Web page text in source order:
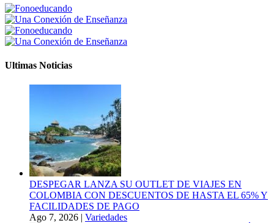
Ultimas Noticias
DESPEGAR LANZA SU OUTLET DE VIAJES EN
COLOMBIA CON DESCUENTOS DE HASTA EL 65% Y
FACILIDADES DE PAGO
Ago 7, 2026 | Variedades